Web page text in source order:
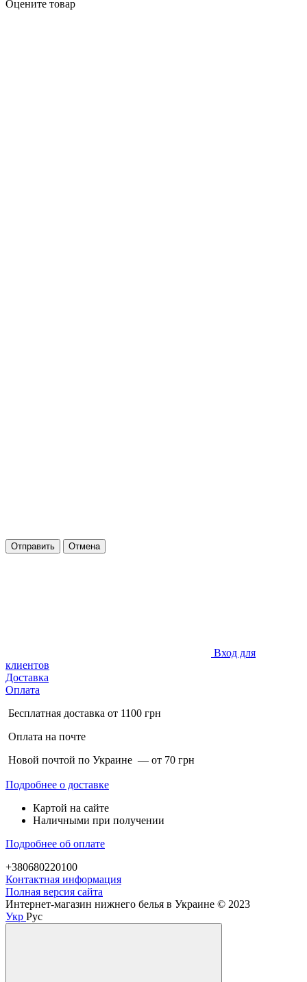
Оцените товар
Отправить Отмена
Вход для
клиентов
Доставка
Оплата
Бесплатная доставка от 1100 грн
Оплата на почте
Новой почтой по Украине — от 70 грн
Подробнее о доставке
Картой на сайте
Наличными при получении
Подробнее об оплате
+380680220100
Контактная информация
Полная версия сайта
Интернет-магазин нижнего белья в Украине © 2023
Укр Рус